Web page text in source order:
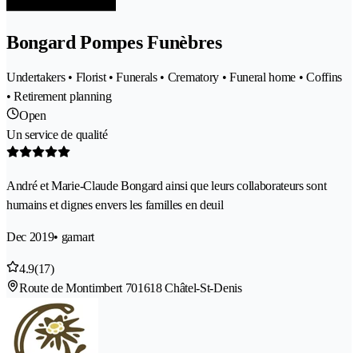
Bongard Pompes Funèbres
Undertakers • Florist • Funerals • Crematory • Funeral home • Coffins
• Retirement planning
Open
Un service de qualité
André et Marie-Claude Bongard ainsi que leurs collaborateurs sont
humains et dignes envers les familles en deuil
Dec 2019• gamart
4.9(17)
Route de Montimbert 701618 Châtel-St-Denis